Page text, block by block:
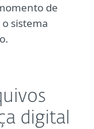
de
sistema
digital